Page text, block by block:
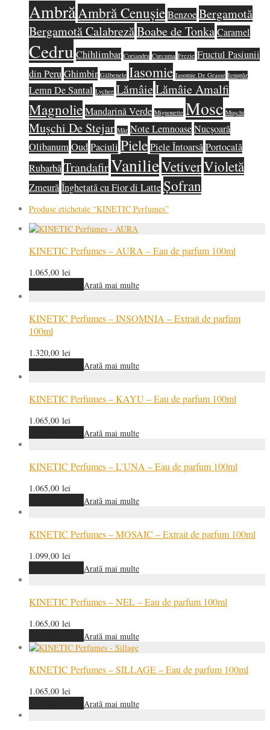
AmbrăAmbră CenușieBenzoeBergamotă
Bergamotă CalabrezăBoabe de TonkaCaramel
Cedru Chihlimbar Coriandru Curcuma Frezie Fructul Pasiunii
din PeruGhimbir Gălbenele Iasomie Iasomie De Grasse Ienupăr
Lemn De Santal Lychee LămâieLămâie Amalfi
MagnolieMandarină Verde Mignonette Mosc Mușchi
Mușchi De Stejar Măr Note LemnoaseNucșoară
OlibanumOudPaciuli PielePiele ÎntoarsăPortocală
RubarbăTrandafirVanilieVetiverVioletă
ZmeurăÎnghețată cu Fior di Latte Șofran
Produse etichetate “KINETIC Perfumes”
KINETIC Perfumes – AURA – Eau de parfum 100ml
1.065,00 lei
Arată mai multe
KINETIC Perfumes – INSOMNIA – Extrait de parfum
100ml
1.320,00 lei
Arată mai multe
KINETIC Perfumes – KAYU – Eau de parfum 100ml
1.065,00 lei
Arată mai multe
KINETIC Perfumes – L’UNA – Eau de parfum 100ml
1.065,00 lei
Arată mai multe
KINETIC Perfumes – MOSAIC – Extrait de parfum 100ml
1.099,00 lei
Arată mai multe
KINETIC Perfumes – NEL – Eau de parfum 100ml
1.065,00 lei
Arată mai multe
KINETIC Perfumes – SILLAGE – Eau de parfum 100ml
1.065,00 lei
Arată mai multe